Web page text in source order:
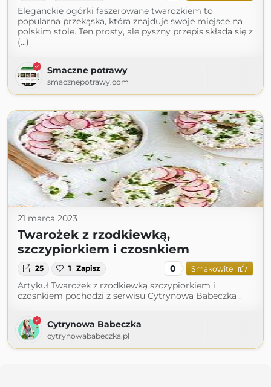
Eleganckie ogórki faszerowane twarożkiem to
popularna przekąska, która znajduje swoje miejsce na
polskim stole. Ten prosty, ale pyszny przepis składa się z
(...)
Smaczne potrawy
smacznepotrawy.com
21 marca 2023
Twarożek z rzodkiewką,
szczypiorkiem i czosnkiem
25 1 Zapisz 0 Smakowite
Artykuł Twarożek z rzodkiewką szczypiorkiem i
czosnkiem pochodzi z serwisu Cytrynowa Babeczka .
Cytrynowa Babeczka
cytrynowababeczka.pl